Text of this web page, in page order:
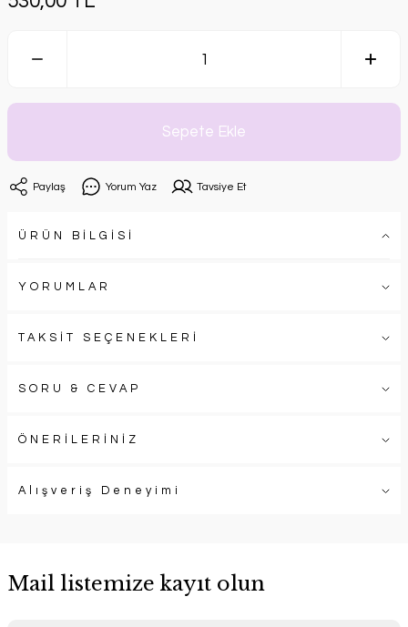
Sepete Ekle
Paylaş Yorum Yaz Tavsiye Et
ÜRÜN BİLGİSİ
YORUMLAR
TAKSİT SEÇENEKLERİ
SORU & CEVAP
ÖNERİLERİNİZ
Alışveriş Deneyimi
Mail listemize kayıt olun